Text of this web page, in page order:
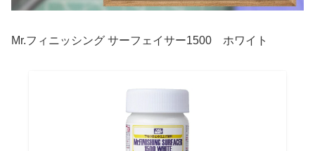
Mr.フィニッシング サーフェイサー1500 ホワイト